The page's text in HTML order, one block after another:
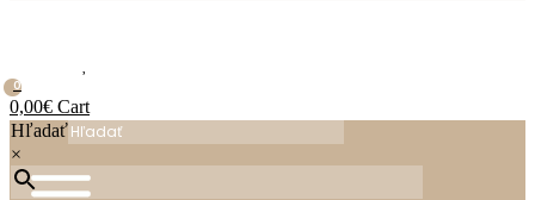
0
0,00€ Cart
Hľadať
×